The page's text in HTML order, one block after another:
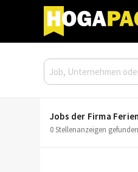
Jobs der Firma
0 Stellenanzeigen gefunden